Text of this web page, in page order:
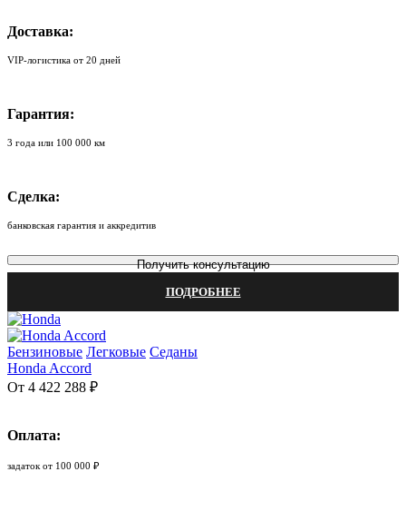
Доставка:
VIP-логистика от 20 дней
Гарантия:
3 года или 100 000 км
Сделка:
банковская гарантия и аккредитив
Получить консультацию
ПОДРОБНЕЕ
Бензиновые Легковые Седаны
Honda Accord
От 4 422 288 ₽
Оплата:
задаток от 100 000 ₽